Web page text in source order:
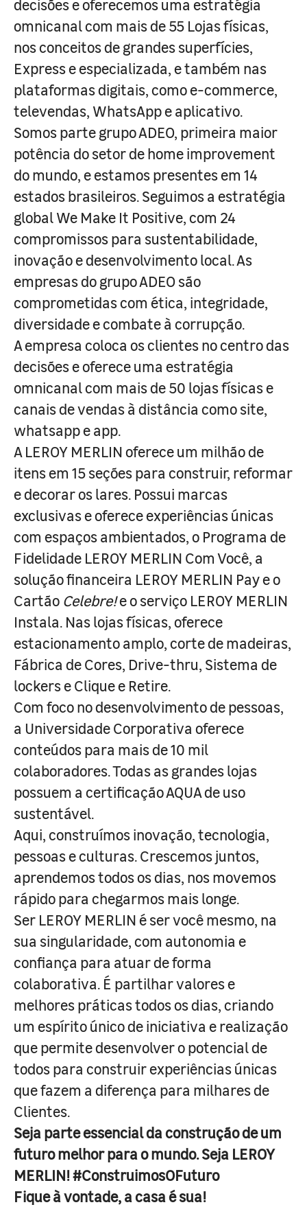
decisões e oferecemos uma estratégia
omnicanal com mais de 55 Lojas físicas,
nos conceitos de grandes superfícies,
Express e especializada, e também nas
plataformas digitais, como e-commerce,
televendas, WhatsApp e aplicativo.
Somos parte grupo ADEO, primeira maior
potência do setor de home improvement
do mundo, e estamos presentes em 14
estados brasileiros. Seguimos a estratégia
global We Make It Positive, com 24
compromissos para sustentabilidade,
inovação e desenvolvimento local. As
empresas do grupo ADEO são
comprometidas com ética, integridade,
diversidade e combate à corrupção.
A empresa coloca os clientes no centro das
decisões e oferece uma estratégia
omnicanal com mais de 50 lojas físicas e
canais de vendas à distância como site,
whatsapp e app.
A LEROY MERLIN oferece um milhão de
itens em 15 seções para construir, reformar
e decorar os lares. Possui marcas
exclusivas e oferece experiências únicas
com espaços ambientados, o Programa de
Fidelidade LEROY MERLIN Com Você, a
solução financeira LEROY MERLIN Pay e o
Cartão Celebre!e o serviço LEROY MERLIN
Instala. Nas lojas físicas, oferece
estacionamento amplo, corte de madeiras,
Fábrica de Cores, Drive-thru, Sistema de
lockers e Clique e Retire.
Com foco no desenvolvimento de pessoas,
a Universidade Corporativa oferece
conteúdos para mais de 10 mil
colaboradores. Todas as grandes lojas
possuem a certificação AQUA de uso
sustentável.
Aqui, construímos inovação, tecnologia,
pessoas e culturas. Crescemos juntos,
aprendemos todos os dias, nos movemos
rápido para chegarmos mais longe.
Ser LEROY MERLIN é ser você mesmo, na
sua singularidade, com autonomia e
confiança para atuar de forma
colaborativa. É partilhar valores e
melhores práticas todos os dias, criando
um espírito único de iniciativa e realização
que permite desenvolver o potencial de
todos para construir experiências únicas
que fazem a diferença para milhares de
Clientes.
Seja parte essencial da construção de um
futuro melhor para o mundo. Seja LEROY
MERLIN! #ConstruimosOFuturo
Fique à vontade, a casa é sua!